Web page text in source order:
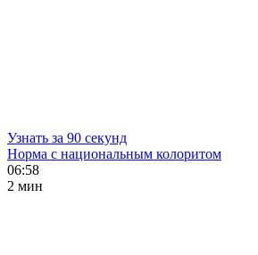
Узнать за 90 секунд
Норма с национальным колоритом
06:58
2 мин